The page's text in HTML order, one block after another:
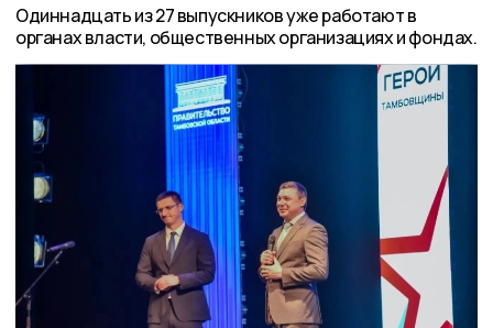
Одиннадцать из 27 выпускников уже работают в
органах власти, общественных организациях и фондах.